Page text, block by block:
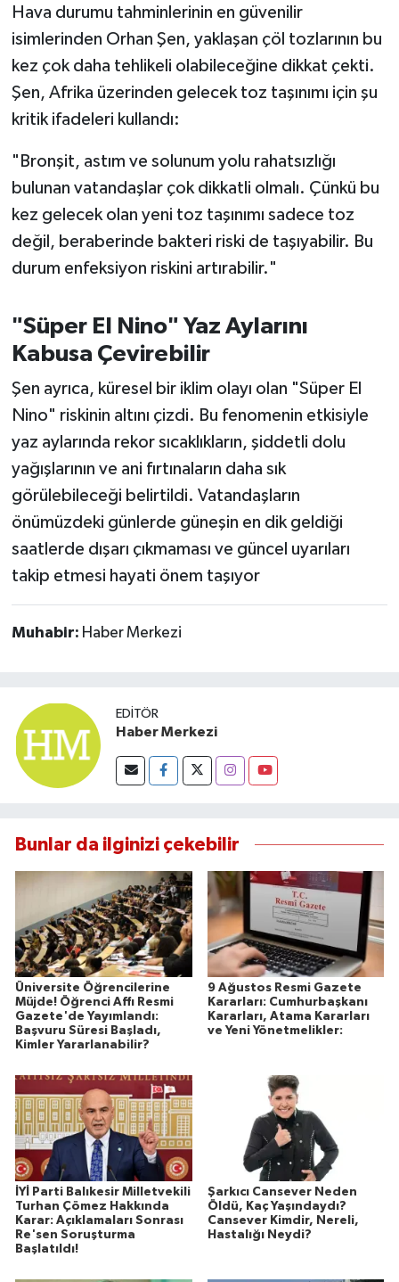
Hava durumu tahminlerinin en güvenilir
isimlerinden Orhan Şen, yaklaşan çöl tozlarının bu
kez çok daha tehlikeli olabileceğine dikkat çekti.
Şen, Afrika üzerinden gelecek toz taşınımı için şu
kritik ifadeleri kullandı:
"Bronşit, astım ve solunum yolu rahatsızlığı
bulunan vatandaşlar çok dikkatli olmalı. Çünkü bu
kez gelecek olan yeni toz taşınımı sadece toz
değil, beraberinde bakteri riski de taşıyabilir. Bu
durum enfeksiyon riskini artırabilir."
"Süper El Nino" Yaz Aylarını
Kabusa Çevirebilir
Şen ayrıca, küresel bir iklim olayı olan "Süper El
Nino" riskinin altını çizdi. Bu fenomenin etkisiyle
yaz aylarında rekor sıcaklıkların, şiddetli dolu
yağışlarının ve ani fırtınaların daha sık
görülebileceği belirtildi. Vatandaşların
önümüzdeki günlerde güneşin en dik geldiği
saatlerde dışarı çıkmaması ve güncel uyarıları
takip etmesi hayati önem taşıyor
Muhabir: Haber Merkezi
EDITÖR
Haber Merkezi
Bunlar da ilginizi çekebilir
Üniversite Öğrencilerine
Müjde! Öğrenci Affı Resmi
Gazete'de Yayımlandı:
Başvuru Süresi Başladı,
Kimler Yararlanabilir?
9 Ağustos Resmi Gazete
Kararları: Cumhurbaşkanı
Kararları, Atama Kararları
ve Yeni Yönetmelikler:
İYİ Parti Balıkesir Milletvekili
Turhan Çömez Hakkında
Karar: Açıklamaları Sonrası
Re'sen Soruşturma
Başlatıldı!
Şarkıcı Cansever Neden
Öldü, Kaç Yaşındaydı?
Cansever Kimdir, Nereli,
Hastalığı Neydi?
SPOR
Susurluk
TEKNOLOJİ
Trend
VİZYONDAKİLER